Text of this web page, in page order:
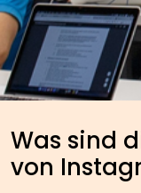
Was sind
von